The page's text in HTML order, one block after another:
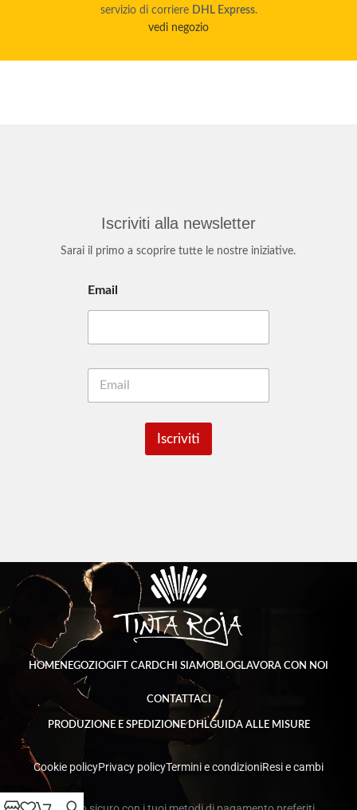
servizio di corriere DHL Express.
vedi negozio
Iscriviti alla newsletter
Sarai il primo a scoprire tutte le nostre iniziative.
Email
a
Iscriviti
HOMENEGOZIOGIFT CARDCHI SIAMOBLOGLAVORA CON NOI
CONTATTACI
PRODUZIONE E SPEDIZIONE DHLGUIDA ALLE MISURE
Cookie policyPrivacy policyTermini e condizioniResi e cambi